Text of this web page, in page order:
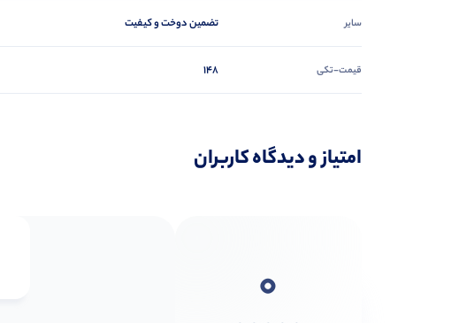
سایر تضمین دوخت و کیفیت
قیمت-تکی 148
امتیاز و دیدگاه کاربران
0